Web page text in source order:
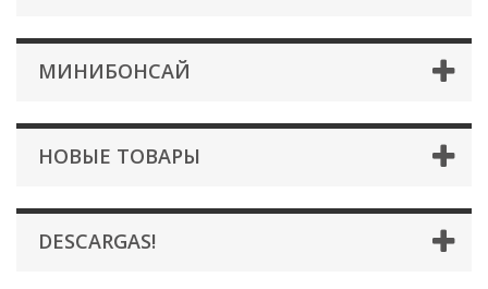
МИНИБОНСАЙ
НОВЫЕ ТОВАРЫ
DESCARGAS!